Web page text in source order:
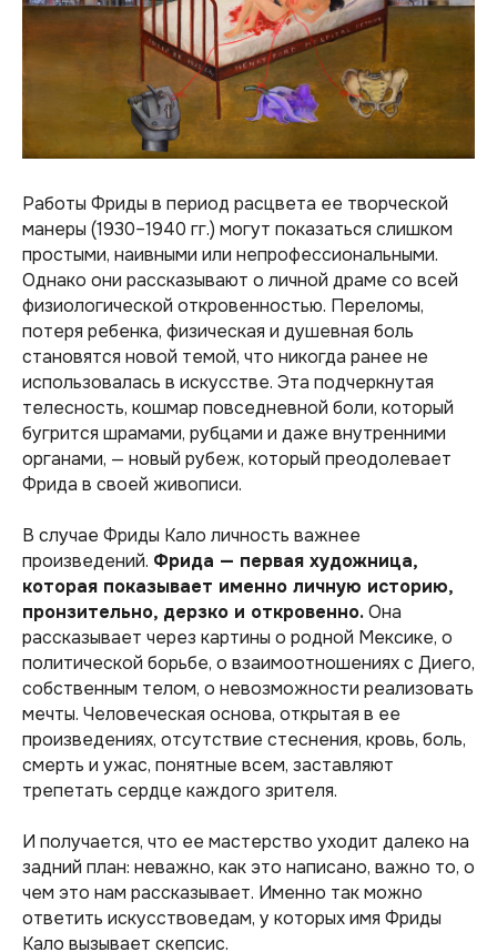
Работы Фриды в период расцвета ее творческой
манеры (1930–1940 гг.) могут показаться слишком
простыми, наивными или непрофессиональными.
Однако они рассказывают о личной драме со всей
физиологической откровенностью. Переломы,
потеря ребенка, физическая и душевная боль
становятся новой темой, что никогда ранее не
использовалась в искусстве. Эта подчеркнутая
телесность, кошмар повседневной боли, который
бугрится шрамами, рубцами и даже внутренними
органами, — новый рубеж, который преодолевает
Фрида в своей живописи.
В случае Фриды Кало личность важнее
произведений. Фрида — первая художница,
которая показывает именно личную историю,
пронзительно, дерзко и откровенно.Она
рассказывает через картины о родной Мексике, о
политической борьбе, о взаимоотношениях с Диего,
собственным телом, о невозможности реализовать
мечты. Человеческая основа, открытая в ее
произведениях, отсутствие стеснения, кровь, боль,
смерть и ужас, понятные всем, заставляют
трепетать сердце каждого зрителя.
И получается, что ее мастерство уходит далеко на
задний план: неважно, как это написано, важно то, о
чем это нам рассказывает. Именно так можно
ответить искусствоведам, у которых имя Фриды
Кало вызывает скепсис.